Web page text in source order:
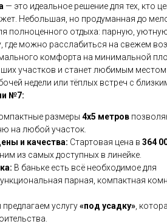
— это идеальное решение для тех, кто
Небольшая, но продуманная до
полноценного отдыха: парную,
где можно расслабиться на свежем
комфорта на минимальной
участков и станет любимым местом
недели или тёплых встреч с
№7:
размеры 4х5 метров
на любой участок.
и качества: Стартовая цена в 364
из самых доступных в линейке.
В баньке есть всё необходимое для
парная, компактная
услугу«под усадку» ,